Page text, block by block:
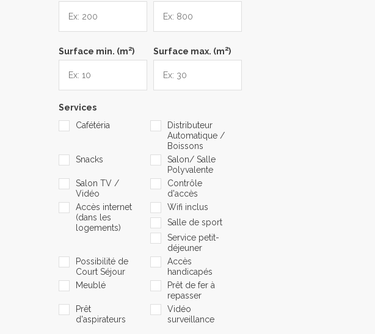
Surface min. (m2) Surface max. (m2)
Services
Cafétéria
Distributeur
Automatique /
Boissons
Snacks
Salon/ Salle
Polyvalente
Salon TV /
Vidéo
Contrôle
d'accès
Accès internet
(dans les
logements)
Wifi inclus
Salle de sport
Service petit-
déjeuner
Possibilité de
Court Séjour
Accès
handicapés
Meublé
Prêt de fer à
repasser
Prêt
d'aspirateurs
Vidéo
surveillance